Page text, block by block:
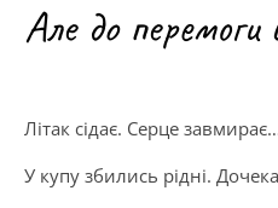
Але до перемоги
Літак сідає. Серце
У купу збились рідні.